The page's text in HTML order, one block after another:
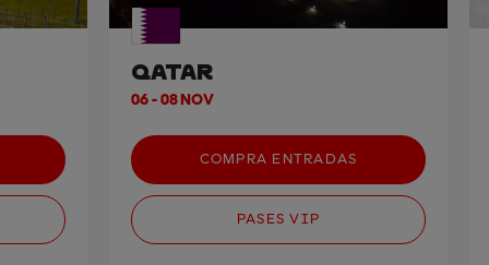
QATAR
06 - 08 NOV
COMPRA ENTRADAS
PASES VIP